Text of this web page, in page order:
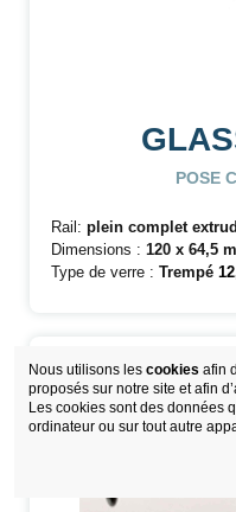
POSE
Rail: plein complet
Dimensions : 120 x 64,5
Type de verre : Trempé
Nous utilisons les cookies afin
proposés sur notre site et afin
Les cookies sont des données
ordinateur ou sur tout autre